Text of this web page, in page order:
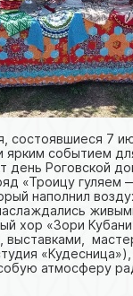
состоявшиеся 7
ярким событием
день Роговской
«Троицу гуляем
наполнил
хор «Зори
выставками,
«Кудесница»),
атмосферу